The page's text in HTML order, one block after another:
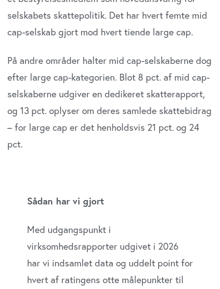
selskabets skattepolitik. Det har hvert femte mid
cap-selskab gjort mod hvert tiende large cap.
På andre områder halter mid cap-selskaberne dog
efter large cap-kategorien. Blot 8 pct. af mid cap-
selskaberne udgiver en dedikeret skatterapport,
og 13 pct. oplyser om deres samlede skattebidrag
– for large cap er det henholdsvis 21 pct. og 24
pct.
Sådan har vi gjort
Med udgangspunkt i
virksomhedsrapporter udgivet i 2026
har vi indsamlet data og uddelt point for
hvert af ratingens otte målepunkter til